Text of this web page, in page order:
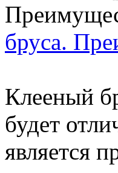
бруса.
Клееный
будет
является